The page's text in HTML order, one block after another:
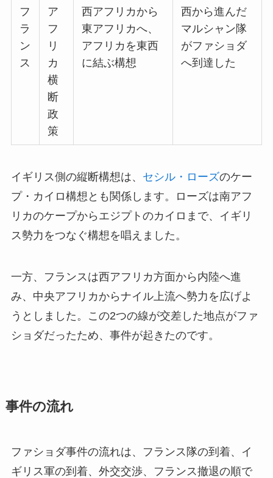
フ
ラ
ン
ス
ア
フ
リ
カ
横
断
政
策
西アフリカから
東アフリカへ、
アフリカを東西
に結ぶ構想
西から進んだ
マルシャン隊
がファショダ
へ到達した
イギリス側の縦断構想は、 セシル・ローズのケー
プ・カイロ構想とも関係します。ローズは南アフ
リカのケープからエジプトのカイロまで、イギリ
ス勢力をつなぐ構想を唱えました。
一方、フランスは西アフリカ方面から内陸へ進
み、中央アフリカからナイル上流へ勢力を広げよ
うとしました。この2つの線が交差した地点がファ
ショダだったため、事件が起きたのです。
事件の流れ
ファショダ事件の流れは、フランス隊の到着、イ
ギリス軍の到着、外交交渉、フランス撤退の順で